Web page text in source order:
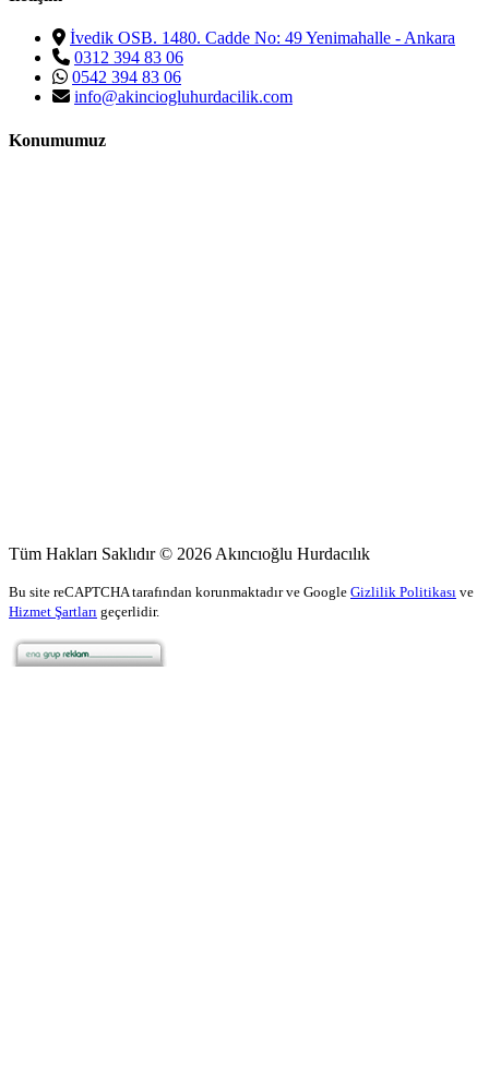
İvedik OSB. 1480. Cadde No: 49 Yenimahalle - Ankara
0312 394 83 06
0542 394 83 06
info@akinciogluhurdacilik.com
Konumumuz
Tüm Hakları Saklıdır © 2026 Akıncıoğlu Hurdacılık
Bu site reCAPTCHA tarafından korunmaktadır ve Google Gizlilik Politikası ve
Hizmet Şartları geçerlidir.